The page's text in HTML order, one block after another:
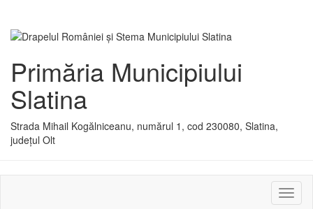
Primăria Municipiului
Slatina
Strada Mihail Kogălniceanu, numărul 1, cod 230080, Slatina,
județul Olt